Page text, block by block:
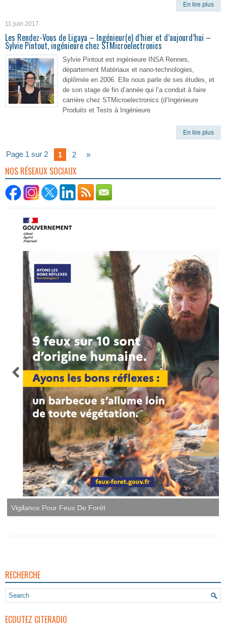
En lire plus
11 juin 2017
Les Rendez-Vous de Ligaya – Ingénieur(e) d’hier et d’aujourd’hui –
Sylvie Pintout, ingénieure chez STMicroelectronics
Sylvie Pintout est ingénieure INSA Rennes,
département Matériaux et nano-technologies,
diplômée en 2006. Elle nous parle de ses études, et
de son stage de fin d’année qui l’a conduit à faire
carrière chez STMicroelectronics (d’Ingénieure
Produits et Tests à Ingénieure
En lire plus
Page 1 sur 2 1 2 »
NOS RÉSEAUX SOCIAUX
RECHERCHE
ECOUTEZ CITERADIO